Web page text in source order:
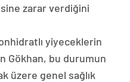
zarar verdiğini
yiyeceklerin
Gökhan, bu durumun
üzere genel sağlık